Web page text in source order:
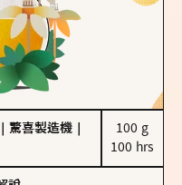
驚喜製造機
100 g
100 hrs